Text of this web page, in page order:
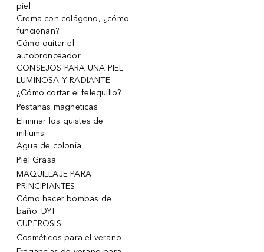
piel
Crema con colágeno, ¿cómo
funcionan?
Cómo quitar el
autobronceador
CONSEJOS PARA UNA PIEL
LUMINOSA Y RADIANTE
¿Cómo cortar el felequillo?
Pestanas magneticas
Eliminar los quistes de
miliums
Agua de colonia
Piel Grasa
MAQUILLAJE PARA
PRINCIPIANTES
Cómo hacer bombas de
baño: DYI
CUPEROSIS
Cosméticos para el verano